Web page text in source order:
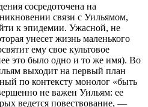
сосредоточена на
связи с Уильямом,
к эпидемии. Ужасной, не
унесет жизнь маленького
ему свое культовое
это было одно и то же имя). Во
выходит на первый план
по контексту монолог «быть
не важен Уильям: ее
ведется повествование, —